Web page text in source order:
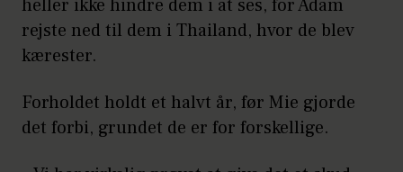
heller ikke hindre dem i at ses, for Adam
rejste ned til dem i Thailand, hvor de blev
kærester.
Forholdet holdt et halvt år, før Mie gjorde
det forbi, grundet de er for forskellige.